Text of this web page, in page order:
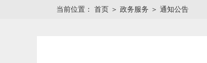
当前位置： 首页 ＞ 政务服务 ＞ 通知公告